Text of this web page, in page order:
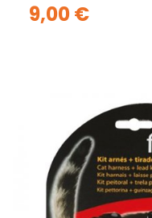
9,00 €